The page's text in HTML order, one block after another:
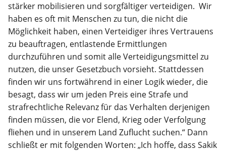
stärker mobilisieren und sorgfältiger verteidigen. Wir
haben es oft mit Menschen zu tun, die nicht die
Möglichkeit haben, einen Verteidiger ihres Vertrauens
zu beauftragen, entlastende Ermittlungen
durchzuführen und somit alle Verteidigungsmittel zu
nutzen, die unser Gesetzbuch vorsieht. Stattdessen
finden wir uns fortwährend in einer Logik wieder, die
besagt, dass wir um jeden Preis eine Strafe und
strafrechtliche Relevanz für das Verhalten derjenigen
finden müssen, die vor Elend, Krieg oder Verfolgung
fliehen und in unserem Land Zuflucht suchen.“ Dann
schließt er mit folgenden Worten: „Ich hoffe, dass Sakik